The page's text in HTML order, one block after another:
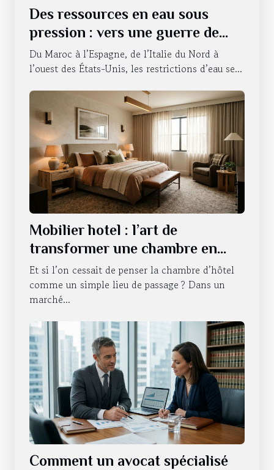
Des ressources en eau sous
pression : vers une guerre de
l’accessibilité ?
Du Maroc à l’Espagne, de l’Italie du Nord à
l’ouest des États-Unis, les restrictions d’eau se...
Mobilier hotel : l’art de
transformer une chambre en
expérience sensorielle
Et si l’on cessait de penser la chambre d’hôtel
comme un simple lieu de passage ? Dans un
marché...
Comment un avocat spécialisé